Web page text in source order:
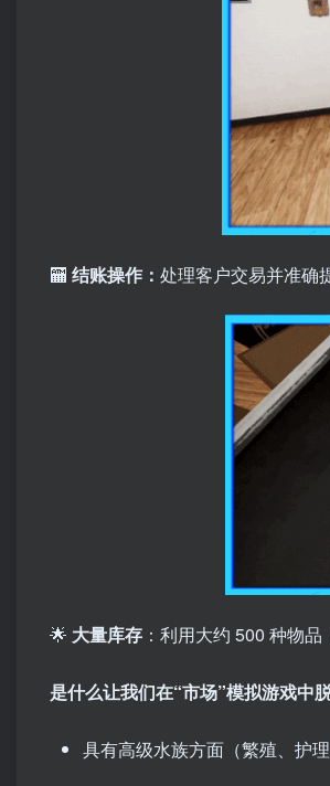
🏧 结账操作： 处理客户交易并准确
🌟 大量库存 ：利用大约 500 种物
是什么让我们在“市场”模拟游戏中
具有高级水族方面（繁殖、护